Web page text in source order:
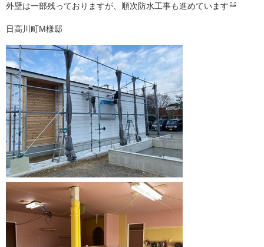
外壁は一部残っておりますが、順次防水工事も進めています
日高川町M様邸